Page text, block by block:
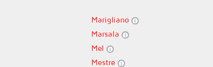
Marigliano
Marsala
Mel
Mestre